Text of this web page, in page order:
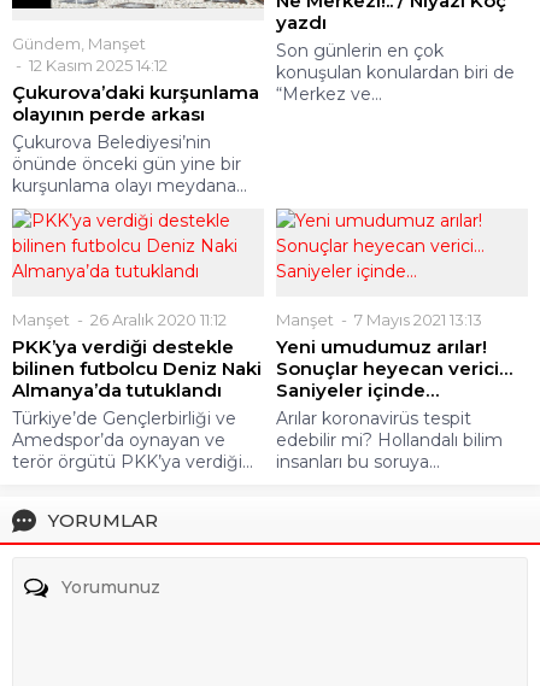
Gündem Manşet
12 Kasım 2025 14:12
Çukurova’daki kurşunlama
olayının perde arkası
Çukurova Belediyesi’nin
önünde önceki gün yine bir
kurşunlama olayı meydana...
yazdı
Son günlerin en çok
konuşulan konulardan biri de
“Merkez ve...
Manşet 26 Aralık 2020 11:12
PKK’ya verdiği destekle
bilinen futbolcu Deniz Naki
Almanya’da tutuklandı
Türkiye’de Gençlerbirliği ve
Amedspor’da oynayan ve
terör örgütü PKK’ya verdiği...
Manşet 7 Mayıs 2021 13:13
Yeni umudumuz arılar!
Sonuçlar heyecan verici…
Saniyeler içinde…
Arılar koronavirüs tespit
edebilir mi? Hollandalı bilim
insanları bu soruya...
YORUMLAR